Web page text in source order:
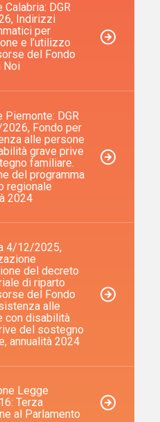
Calabria: DGR
Indirizzi
per
e l’utilizzo
del Fondo
Noi
Piemonte: DGR
Fondo per
alle persone
grave prive
familiare.
del programma
regionale
2024
4/12/2025,
del decreto
di riparto
del Fondo
alle
con disabilità
del sostegno
annualità 2024
Legge
Terza
al Parlamento